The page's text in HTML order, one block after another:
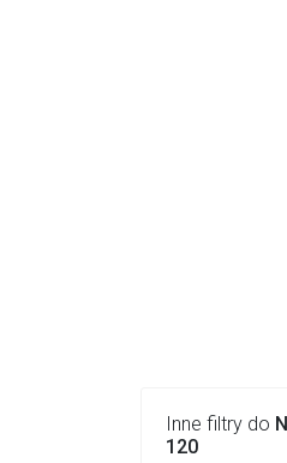
Inne filtry do
120